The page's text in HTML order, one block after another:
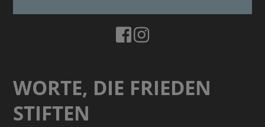
WORTE, DIE FRIEDEN
STIFTEN